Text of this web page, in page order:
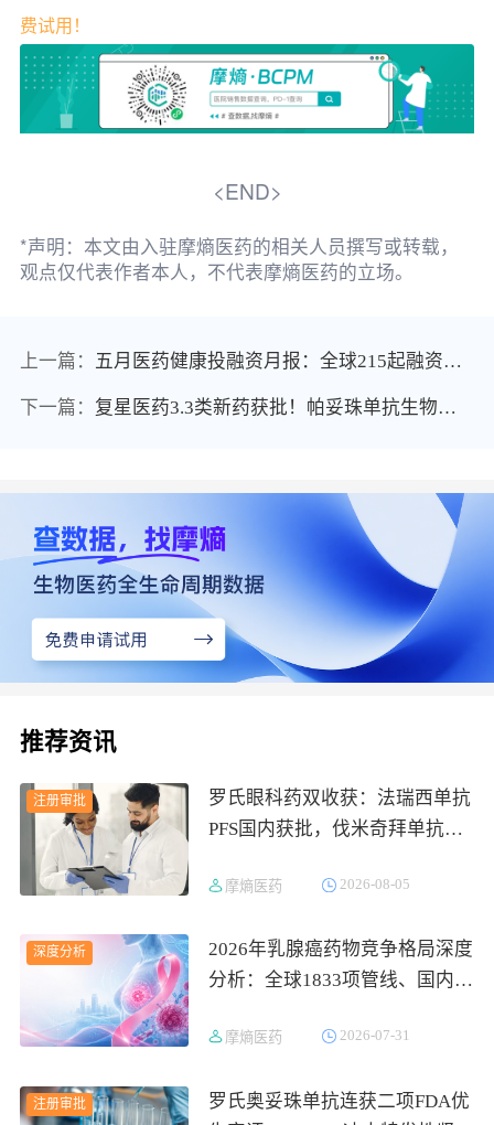
费试用！
<END>
*声明：本文由入驻摩熵医药的相关人员撰写或转载，
观点仅代表作者本人，不代表摩熵医药的立场。
上一篇： 五月医药健康投融资月报：全球215起融资骤降10%，中国75起同比下滑22%，跨国交易成唯一亮点
下一篇： 复星医药3.3类新药获批！帕妥珠单抗生物类似药竞争白热化，国产"曲帕双靶"组合领跑乳腺癌治疗
推荐资讯
注册审批
罗氏眼科药双收获：法瑞西单抗
PFS国内获批，伐米奇拜单抗拟
摩熵医药 2026-08-05
深度分析
2026年乳腺癌药物竞争格局深度
分析：全球1833项管线、国内
摩熵医药 2026-07-31
注册审批
罗氏奥妥珠单抗连获二项FDA优